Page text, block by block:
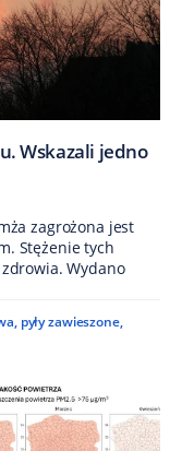
Wskazali jedno
zagrożona jest
Stężenie tych
Wydano
, pyły zawieszone,